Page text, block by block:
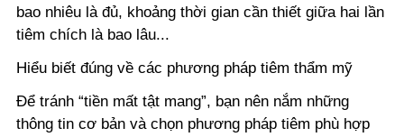
bao nhiêu là đủ, khoảng thời gian cần thiết giữa hai lần
tiêm chích là bao lâu...
Hiểu biết đúng về các phương pháp tiêm thẩm mỹ
Để tránh “tiền mất tật mang”, bạn nên nắm những
thông tin cơ bản và chọn phương pháp tiêm phù hợp